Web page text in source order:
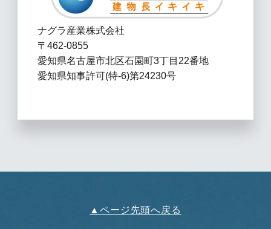
ナグラ産業株式会社
〒462-0855
愛知県名古屋市北区石園町3丁目22番地
愛知県知事許可(特-6)第24230号
▲ページ先頭へ戻る